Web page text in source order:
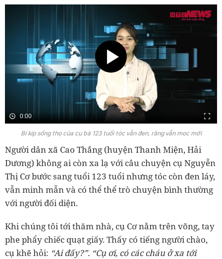
0:00
Bí kíp sống thọ của cụ bà 123 tuổi tóc vẫn đen, răng vẫn mọc mới
Người dân xã Cao Thắng (huyện Thanh Miện, Hải
Dương) không ai còn xa lạ với câu chuyện cụ Nguyễn
Thị Cơ bước sang tuổi 123 tuổi nhưng tóc còn đen láy,
vẫn minh mẫn và có thể thể trò chuyện bình thường
với người đối diện.
Khi chúng tôi tới thăm nhà, cụ Cơ nằm trên võng, tay
phe phẩy chiếc quạt giấy. Thấy có tiếng người chào,
cụ khẽ hỏi: “Ai đấy?”. “Cụ ơi, có các cháu ở xa tới